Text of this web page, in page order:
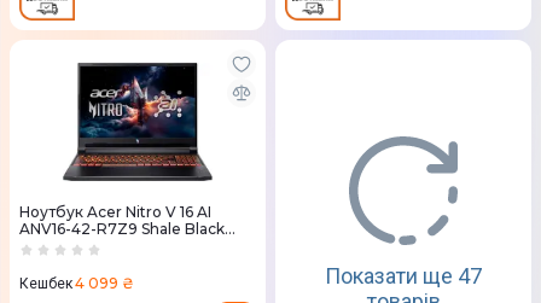
Ноутбук Acer Nitro V 16 AI
ANV16-42-R7Z9 Shale Black
(NH.U1GEU.00D)
Кешбек4 099 ₴
Показати ще 47